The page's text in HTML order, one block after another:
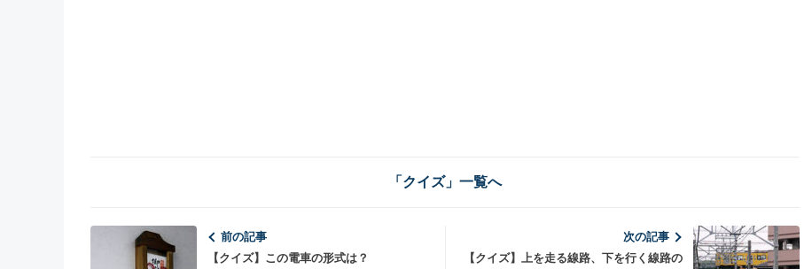
「クイズ」一覧へ
前の記事
【クイズ】この電車の形式は？
次の記事
【クイズ】上を走る線路、下を行く線路の